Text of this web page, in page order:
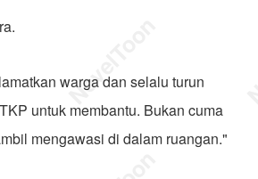
warga dan selalu turun
untuk membantu. Bukan cuma
mengawasi di dalam ruangan."